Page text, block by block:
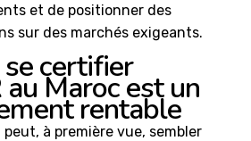
et de positionner des
sur des marchés exigeants.
certifier
Maroc est un
rentable
à première vue, sembler